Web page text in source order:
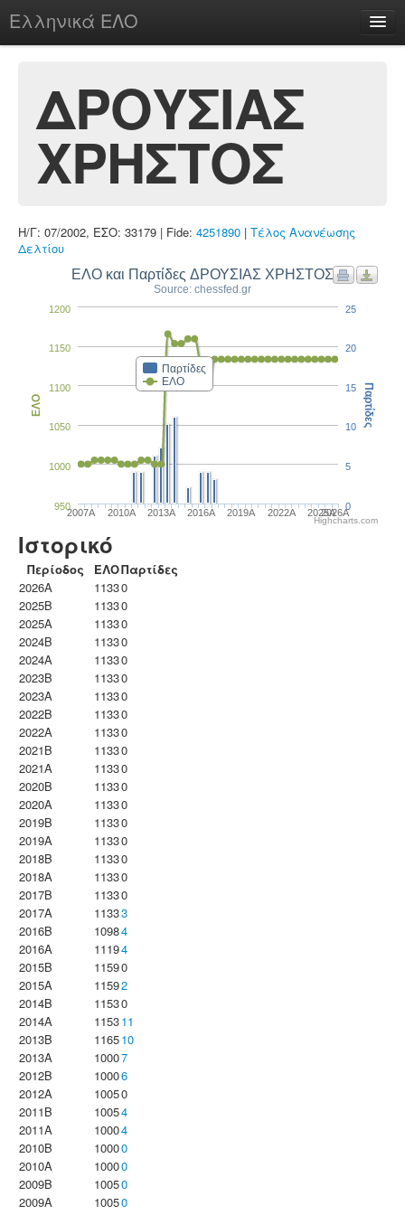
Ελληνικά ΕΛΟ
chesstu.be @ discord
Login
ΔΡΟΥΣΙΑΣ
ΧΡΗΣΤΟΣ
Η/Γ: 07/2002, ΕΣΟ: 33179 | Fide: 4251890 | Τέλος Ανανέωσης
Δελτίου
ΕΛΟ και Παρτίδες ΔΡΟΥΣΙΑΣ ΧΡΗΣΤΟΣ
Source: chessfed.gr
Παρτίδες
ΕΛΟ
2007A 2010A 2013A 2016A 2019A 2022A 2025A2026A
950
1000
1050
1100
1150
1200
ΕΛΟ
0
5
10
15
20
25
Παρτίδες
Highcharts.com
Ιστορικό
Περίοδος ΕΛΟΠαρτίδες
2026A
11330
2025B
11330
2025A
11330
2024B
11330
2024A
11330
2023B
11330
2023Α
11330
2022B
11330
2022A
11330
2021B
11330
2021A
11330
2020B
11330
2020A
11330
2019B
11330
2019A
11330
2018B
11330
2018A
11330
2017B
11330
2017A
11333
2016B
10984
2016A
11194
2015B
11590
2015A
11592
2014B
11530
2014A
115311
2013B
116510
2013A
10007
2012B
10006
2012A
10050
2011B
10054
2011A
10004
2010B
10000
2010A
10000
2009B
10050
2009A
10050